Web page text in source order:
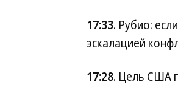
17:33. Рубио:
эскалацией
17:28. Цель США